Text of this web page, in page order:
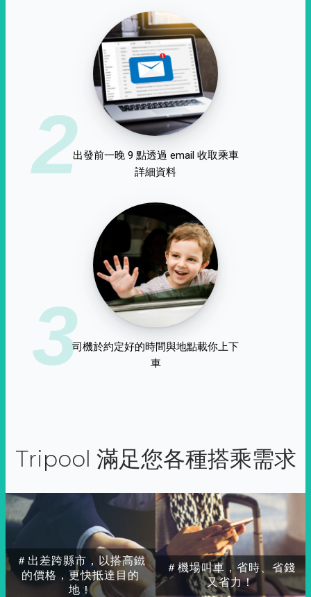
2出發前一晚 9 點透過 email 收取乘車
詳細資料
3司機於約定好的時間與地點載你上下
車
Tripool 滿足您各種搭乘需求
＃出差跨縣市，以搭高鐵
的價格，更快抵達目的
地！
＃機場叫車，省時、省錢
又省力！